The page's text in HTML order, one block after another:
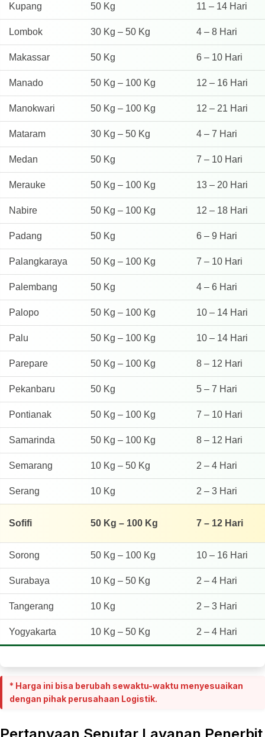
Kupang 50 Kg 11 – 14 Hari
Lombok 30 Kg – 50 Kg 4 – 8 Hari
Makassar 50 Kg 6 – 10 Hari
Manado 50 Kg – 100 Kg 12 – 16 Hari
Manokwari 50 Kg – 100 Kg 12 – 21 Hari
Mataram 30 Kg – 50 Kg 4 – 7 Hari
Medan 50 Kg 7 – 10 Hari
Merauke 50 Kg – 100 Kg 13 – 20 Hari
Nabire 50 Kg – 100 Kg 12 – 18 Hari
Padang 50 Kg 6 – 9 Hari
Palangkaraya 50 Kg – 100 Kg 7 – 10 Hari
Palembang 50 Kg 4 – 6 Hari
Palopo 50 Kg – 100 Kg 10 – 14 Hari
Palu 50 Kg – 100 Kg 10 – 14 Hari
Parepare 50 Kg – 100 Kg 8 – 12 Hari
Pekanbaru 50 Kg 5 – 7 Hari
Pontianak 50 Kg – 100 Kg 7 – 10 Hari
Samarinda 50 Kg – 100 Kg 8 – 12 Hari
Semarang 10 Kg – 50 Kg 2 – 4 Hari
Serang 10 Kg 2 – 3 Hari
Sofifi 50 Kg – 100 Kg 7 – 12 Hari
Sorong 50 Kg – 100 Kg 10 – 16 Hari
Surabaya 10 Kg – 50 Kg 2 – 4 Hari
Tangerang 10 Kg 2 – 3 Hari
Yogyakarta 10 Kg – 50 Kg 2 – 4 Hari
* Harga ini bisa berubah sewaktu-waktu menyesuaikan
dengan pihak perusahaan Logistik.